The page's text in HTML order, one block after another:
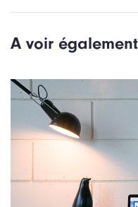
r
c
d
t
c
e
u
i
a
A voir également